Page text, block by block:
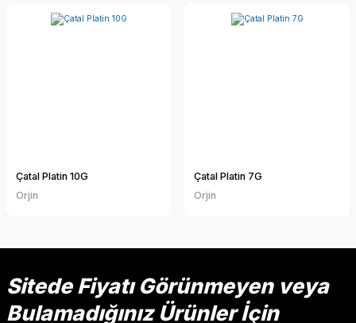
Çatal Platin 10G
Orjin
Çatal Platin 7G
Orjin
Sitede Fiyatı Görünmeyen veya
Bulamadığınız Ürünler İçin